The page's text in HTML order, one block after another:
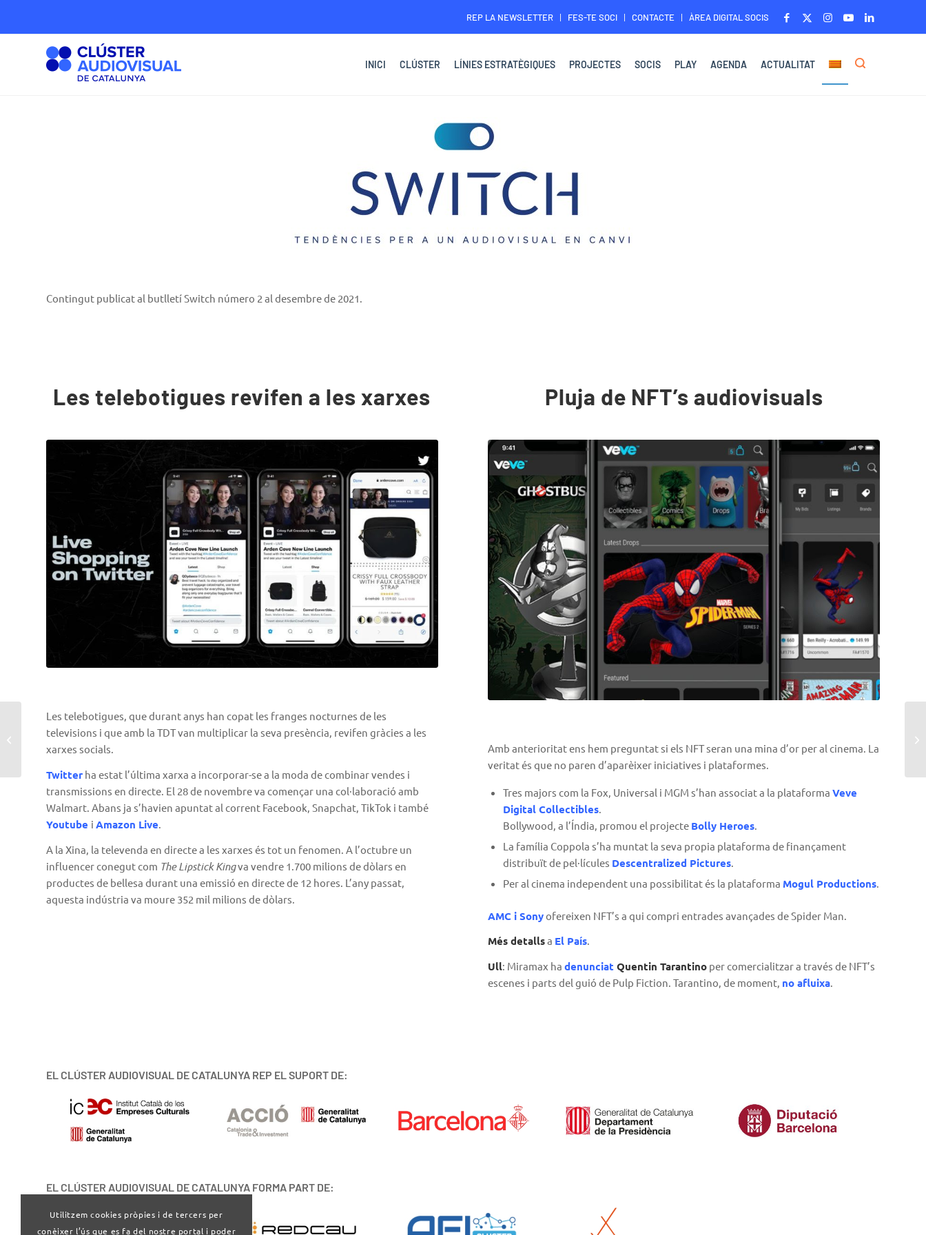
REP LA NEWSLETTER FES-TE SOCI CONTACTE ÀREA DIGITAL SOCIS
INICI CLÚSTER LÍNIES ESTRATÈGIQUES PROJECTES SOCIS PLAY AGENDA ACTUALITAT
Contingut publicat al butlletí Switch número 2 al desembre de 2021.
Les telebotigues revifen a les xarxes
Les telebotigues, que durant anys han copat les franges nocturnes de les
televisions i que amb la TDT van multiplicar la seva presència, revifen gràcies a les
xarxes socials.
Twitter ha estat l’última xarxa a incorporar-se a la moda de combinar vendes i
transmissions en directe. El 28 de novembre va començar una col·laboració amb
Walmart. Abans ja s’havien apuntat al corrent Facebook, Snapchat, TikTok i també
Youtube i Amazon Live
A la Xina, la televenda en directe a les xarxes és tot un fenomen. A l’octubre un
influencer conegut com The Lipstick Kingva vendre 1.700 milions de dòlars en
productes de bellesa durant una emissió en directe de 12 hores. L’any passat,
aquesta indústria va moure 352 mil milions de dòlars.
Pluja de NFT’s audiovisuals
Amb anterioritat ens hem preguntat si els NFT seran una mina d’or per al cinema. La
veritat és que no paren d’aparèixer iniciatives i plataformes.
Tres majors com la Fox, Universal i MGM s’han associat a la plataformaVeve
Digital Collectibles
Bollywood, a l’Índia, promou el projecte Bolly Heroes
La família Coppola s’ha muntat la seva propia plataforma de finançament
distribuït de pel·lícules Descentralized Pictures
Per al cinema independent una possibilitat és la plataforma Mogul Productions
AMC i Sonyofereixen NFT’s a qui compri entrades avançades de Spider Man.
Més detallsa El País.
Ull: Miramax hadenunciat Quentin Tarantino per comercialitzar a través de NFT’s
escenes i parts del guió de Pulp Fiction. Tarantino, de moment, no afluixa.
EL CLÚSTER AUDIOVISUAL DE CATALUNYA REP EL SUPORT DE:
EL CLÚSTER AUDIOVISUAL DE CATALUNYA FORMA PART DE:
Publicitat, superfícies
interactives i indústria
Utilitzem cookies pròpies i de tercers per
conèixer l’ús que es fa del nostre portal i poder